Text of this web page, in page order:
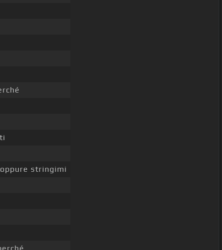
stringimi